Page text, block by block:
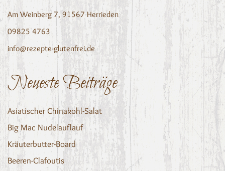
Am Weinberg 7, 91567 Herrieden
09825 4763
info@rezepte-glutenfrei.de
Neueste Beiträge
Asiatischer Chinakohl-Salat
Big Mac Nudelauflauf
Kräuterbutter-Board
Beeren-Clafoutis